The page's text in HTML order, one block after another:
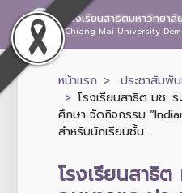
โรงเรียนสาธิตมหาวิทยา
Chiang Mai University
หน้าแรก
ประชาสัมพั
โรงเรียนสาธิต มช.
ศึกษา จัดกิจกรรม
สำหรับนักเรียนชั้น ...
โรงเรียนสาธิ